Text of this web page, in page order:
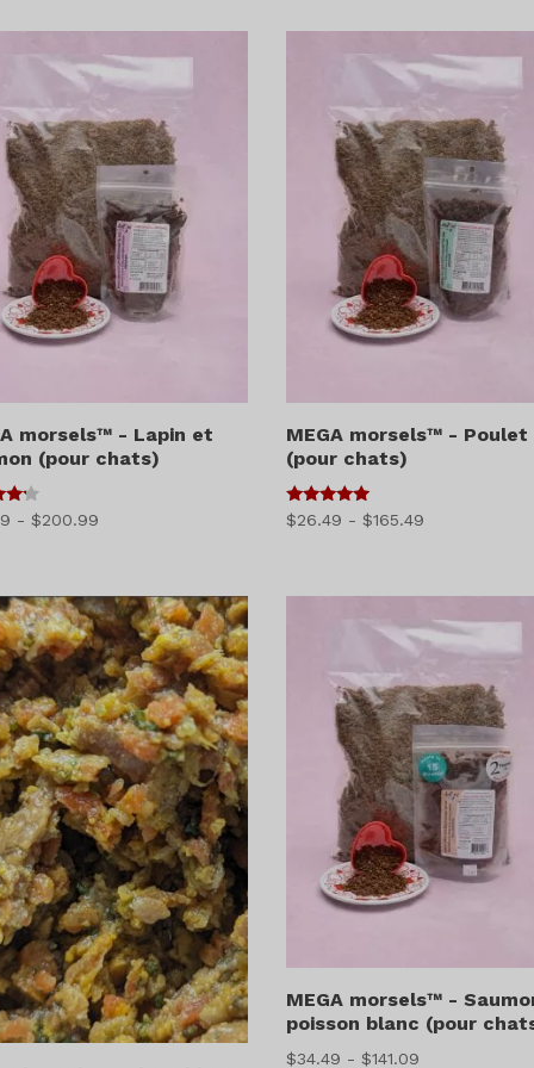
à
$24.99
$575.49
morsels™ - Lapin et
(pour chats)
- $200.99
:
$34.49
à
$200.99
MEGA morsels™ - Poulet
(pour chats)
5
sur 5
$26.49 - $165.49
:
$26.49
$165.49
MEGA morsels™ -
poisson blanc (pour
$34.49 - $141.09